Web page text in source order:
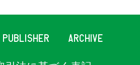
PUBLISHER ARCHIVE